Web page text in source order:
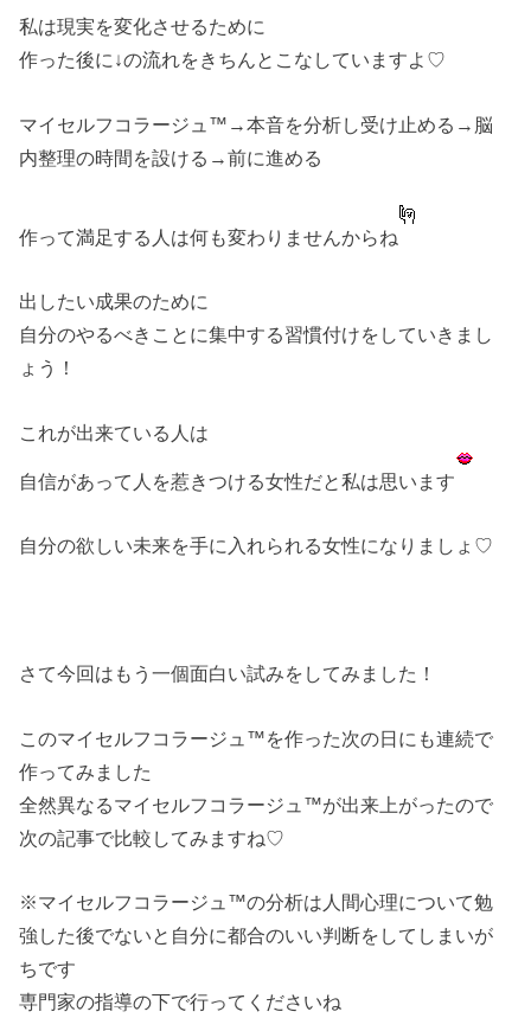
私は現実を変化させるために
作った後に↓の流れをきちんとこなしていますよ♡
マイセルフコラージュ™→本音を分析し受け止める→脳
内整理の時間を設ける→前に進める
作って満足する人は何も変わりませんからね
出したい成果のために
自分のやるべきことに集中する習慣付けをしていきまし
ょう！
これが出来ている人は
自信があって人を惹きつける女性だと私は思います
自分の欲しい未来を手に入れられる女性になりましょ♡
さて今回はもう一個面白い試みをしてみました！
このマイセルフコラージュ™を作った次の日にも連続で
作ってみました
全然異なるマイセルフコラージュ™が出来上がったので
次の記事で比較してみますね♡
※マイセルフコラージュ™の分析は人間心理について勉
強した後でないと自分に都合のいい判断をしてしまいが
ちです
専門家の指導の下で行ってくださいね